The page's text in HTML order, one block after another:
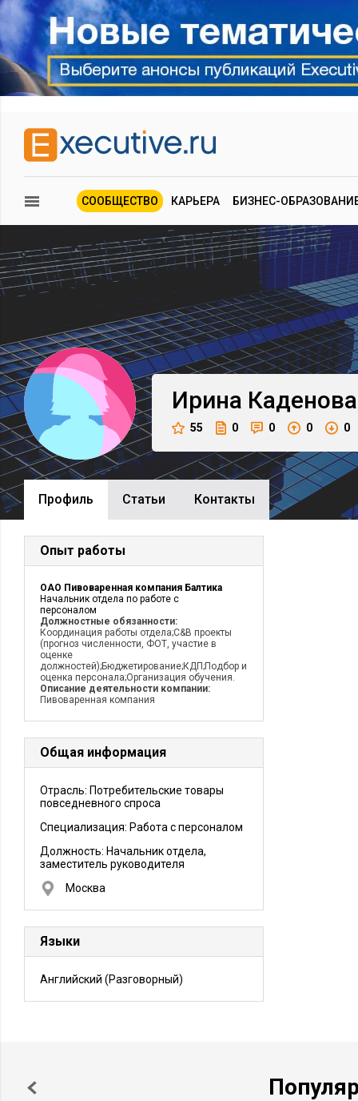
СООБЩЕСТВО КАРЬЕРА БИЗНЕС-
Ирина Каденова
55 0 0 0 0
Профиль Cтатьи Контакты
Опыт работы
ОАО Пивоваренная компания Балтика
Начальник отдела по работе с
персоналом
Должностные обязанности:
Координация работы отдела;C&B проекты
(прогноз численности, ФОТ, участие в
оценке
должностей);Бюджетирование;КДП;Подбор и
оценка персонала;Организация обучения.
Описание деятельности компании:
Пивоваренная компания
Общая информация
Отрасль: Потребительские товары
повседневного спроса
Специализация: Работа с персоналом
Должность: Начальник отдела,
заместитель руководителя
Москва
Языки
Английский (Разговорный)